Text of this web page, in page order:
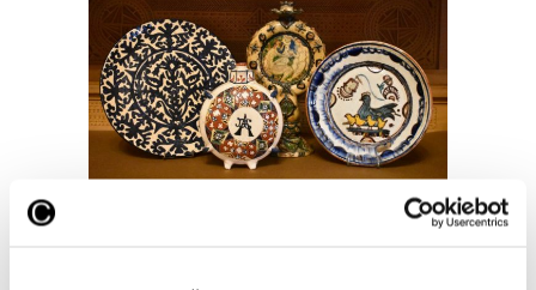
Ceramică românească modernă